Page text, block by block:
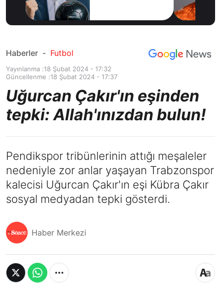
Haberler - Futbol
Yayınlanma :18 Şubat 2024 - 17:32
Güncellenme :18 Şubat 2024 - 17:37
Uğurcan Çakır'ın eşinden
tepki: Allah'ınızdan bulun!
Pendikspor tribünlerinin attığı meşaleler
nedeniyle zor anlar yaşayan Trabzonspor
kalecisi Uğurcan Çakır'ın eşi Kübra Çakır
sosyal medyadan tepki gösterdi.
Haber Merkezi